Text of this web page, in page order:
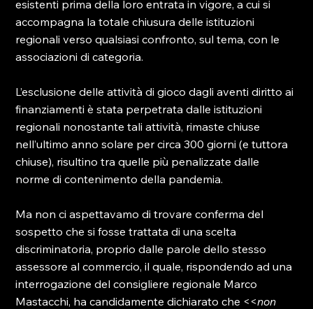
esistenti prima della loro entrata in vigore, a cui si
accompagna la totale chiusura delle istituzioni
regionali verso qualsiasi confronto, sul tema, con le
associazioni di categoria.
L’esclusione delle attività di gioco dagli aventi diritto ai
finanziamenti è stata perpetrata dalle istituzioni
regionali nonostante tali attività, rimaste chiuse
nell’ultimo anno solare per circa 300 giorni (e tuttora
chiuse), risultino tra quelle più penalizzate dalle
norme di contenimento della pandemia.
Ma non ci aspettavamo di trovare conferma del
sospetto che si fosse trattata di una scelta
discriminatoria, proprio dalle parole dello stesso
assessore al commercio, il quale, rispondendo ad una
interrogazione del consigliere regionale Marco
Mastacchi, ha candidamente dichiarato che <<non